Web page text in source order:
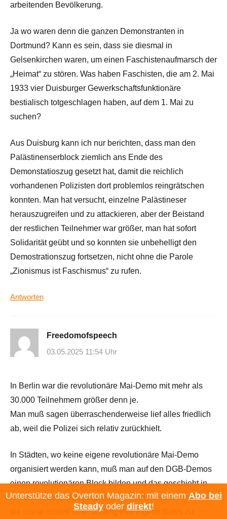
arbeitenden Bevölkerung.
Ja wo waren denn die ganzen Demonstranten in
Dortmund? Kann es sein, dass sie diesmal in
Gelsenkirchen waren, um einen Faschistenaufmarsch der
„Heimat“ zu stören. Was haben Faschisten, die am 2. Mai
1933 vier Duisburger Gewerkschaftsfunktionäre
bestialisch totgeschlagen haben, auf dem 1. Mai zu
suchen?
Aus Duisburg kann ich nur berichten, dass man den
Palästinenserblock ziemlich ans Ende des
Demonstatioszug gesetzt hat, damit die reichlich
vorhandenen Polizisten dort problemlos reingrätschen
konnten. Man hat versucht, einzelne Palästineser
herauszugreifen und zu attackieren, aber der Beistand
der restlichen Teilnehmer war größer, man hat sofort
Solidarität geübt und so konnten sie unbehelligt den
Demostrationszug fortsetzen, nicht ohne die Parole
„Zionismus ist Faschismus“ zu rufen.
Antworten
Freedomofspeech
03.05.2025 11:54 Uhr
In Berlin war die revolutionäre Mai-Demo mit mehr als
30.000 Teilnehmern größer denn je.
Man muß sagen überraschenderweise lief alles friedlich
ab, weil die Polizei sich relativ zurückhielt.
In Städten, wo keine eigene revolutionäre Mai-Demo
organisiert werden kann, muß man auf den DGB-Demos
einen revolutionären Block bilden und das geschieht in
vielen Städten. Das zeigt den Gewerkschaftsbossen das
sie sozial isoliert sind, unfähig ihre eigene Basis zu
Unterstütze das Overton Magazin: mit einem Abo bei
Steadyoder direkt!